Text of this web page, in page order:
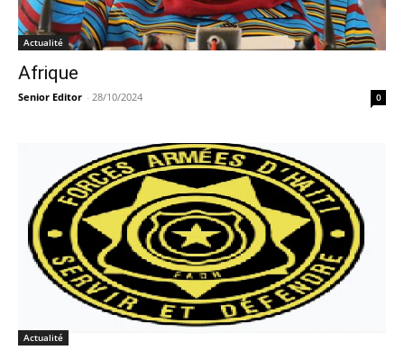
Actualité
Afrique
Senior Editor - 28/10/2024 0
Actualité